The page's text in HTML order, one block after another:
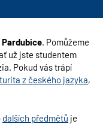
. Pomůžeme
už jste studentem
Pokud vás trápí
z českého jazyka,
dalších předmětů je